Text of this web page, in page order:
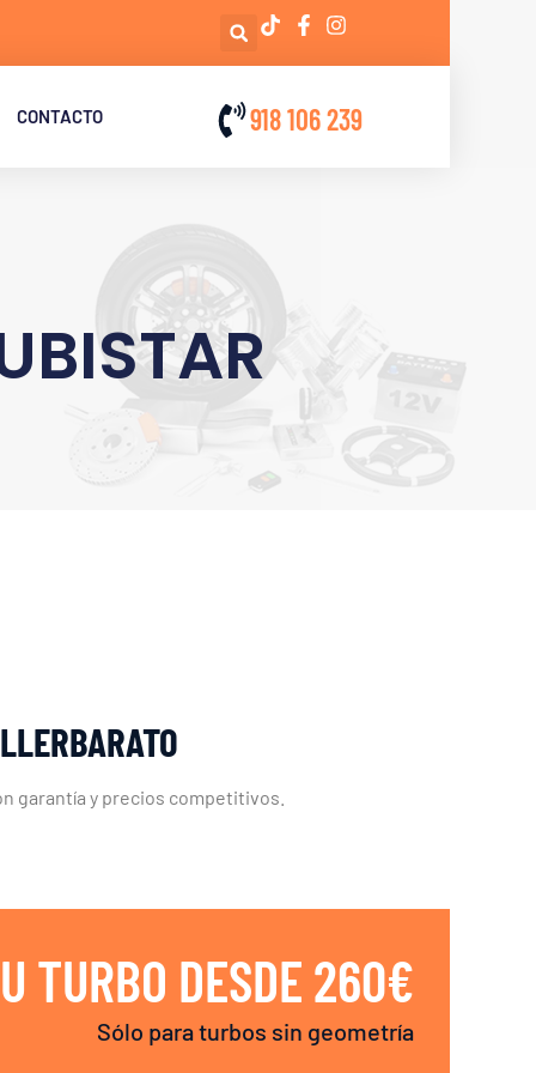
CONTACTO 918 106 239
garantía y precios competitivos.
TURBO DESDE 260€
Sólo para turbos sin geometría